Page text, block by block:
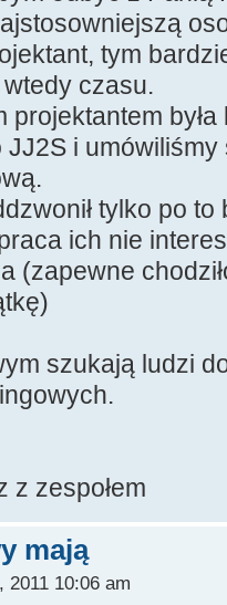
tym
wtedy czasu.
projektantem była
i
tylko po
ich nie
(zapewne
szukają ludzi
z zespołem
mają
2011 10:06 am